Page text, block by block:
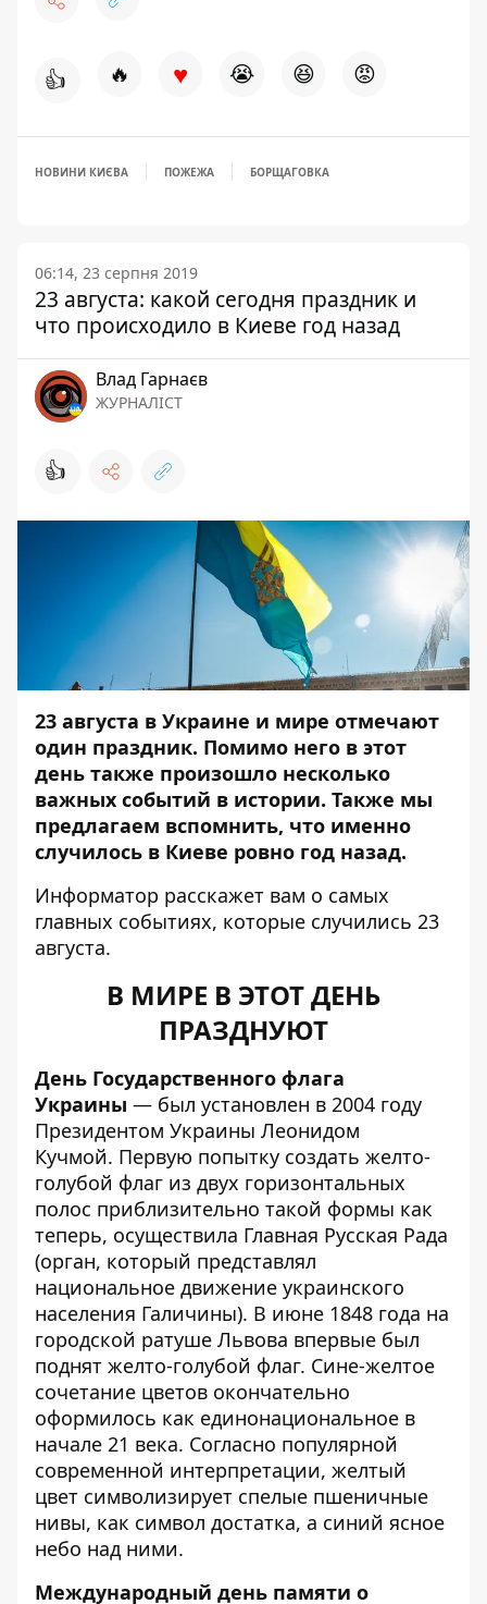
👍 🔥 ♥ 😭 😆 😡
НОВИНИ КИЄВА ПОЖЕЖА БОРЩАГОВКА
06:14, 23 серпня 2019
23 августа: какой сегодня праздник и
что происходило в Киеве год назад
Влад Гарнаєв
ЖУРНАЛІСТ
👍
23 августа в Украине и мире отмечают
один праздник. Помимо него в этот
день также произошло несколько
важных событий в истории. Также мы
предлагаем вспомнить, что именно
случилось в Киеве ровно год назад.
Информатор расскажет вам о самых
главных событиях, которые случились 23
августа.
В МИРЕ В ЭТОТ ДЕНЬ
ПРАЗДНУЮТ
День Государственного флага
Украины — был установлен в 2004 году
Президентом Украины Леонидом
Кучмой. Первую попытку создать желто-
голубой флаг из двух горизонтальных
полос приблизительно такой формы как
теперь, осуществила Главная Русская Рада
(орган, который представлял
национальное движение украинского
населения Галичины). В июне 1848 года на
городской ратуше Львова впервые был
поднят желто-голубой флаг. Сине-желтое
сочетание цветов окончательно
оформилось как единонациональное в
начале 21 века. Согласно популярной
современной интерпретации, желтый
цвет символизирует спелые пшеничные
нивы, как символ достатка, а синий ясное
небо над ними.
Международный день памяти о